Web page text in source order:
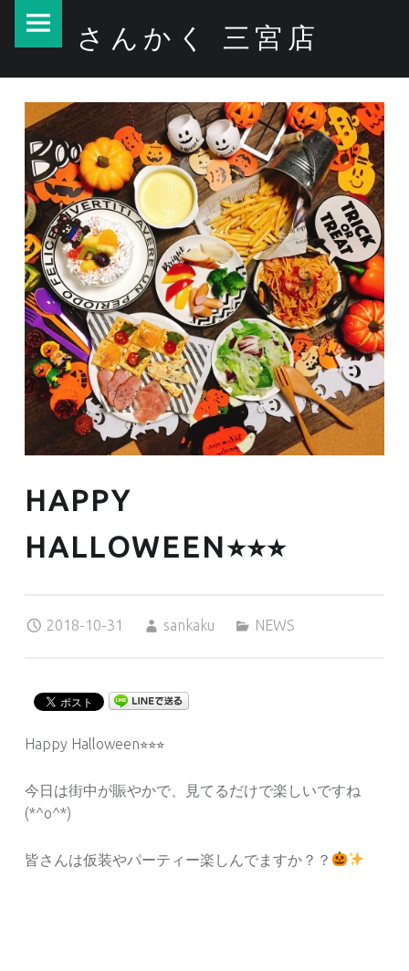
HAPPY HALLOWEEN⭐︎⭐︎⭐︎ – さんかく 三宮店
さんかく 三宮店
HAPPY
HALLOWEEN⭐︎⭐︎⭐︎
2018-10-31
sankaku
NEWS
Happy Halloween⭐︎⭐︎⭐︎
今日は街中が賑やかで、見てるだけで楽しいですね
(*^o^*)
皆さんは仮装やパーティー楽しんでますか？？